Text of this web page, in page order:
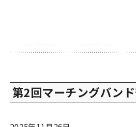
第2回マーチングバン